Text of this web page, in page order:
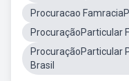
Procuracao
ProcuraçãoParticular
ProcuraçãoParticular
Brasil